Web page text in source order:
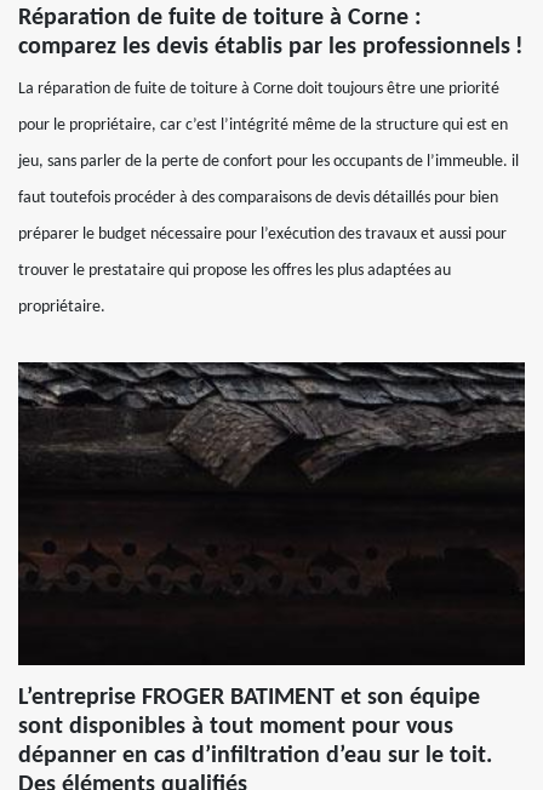
Réparation de fuite de toiture à Corne :
comparez les devis établis par les professionnels !
La réparation de fuite de toiture à Corne doit toujours être une priorité
pour le propriétaire, car c’est l’intégrité même de la structure qui est en
jeu, sans parler de la perte de confort pour les occupants de l’immeuble. il
faut toutefois procéder à des comparaisons de devis détaillés pour bien
préparer le budget nécessaire pour l’exécution des travaux et aussi pour
trouver le prestataire qui propose les offres les plus adaptées au
propriétaire.
L’entreprise FROGER BATIMENT et son équipe
sont disponibles à tout moment pour vous
dépanner en cas d’infiltration d’eau sur le toit.
Des éléments qualifiés